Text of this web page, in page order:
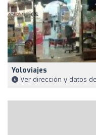
Yoloviajes
Ver dirección y datos